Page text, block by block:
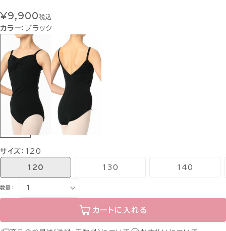
¥9,900税込
カラー： ブラック
サイズ： 120
120 130 140
数量：
カートに入れる